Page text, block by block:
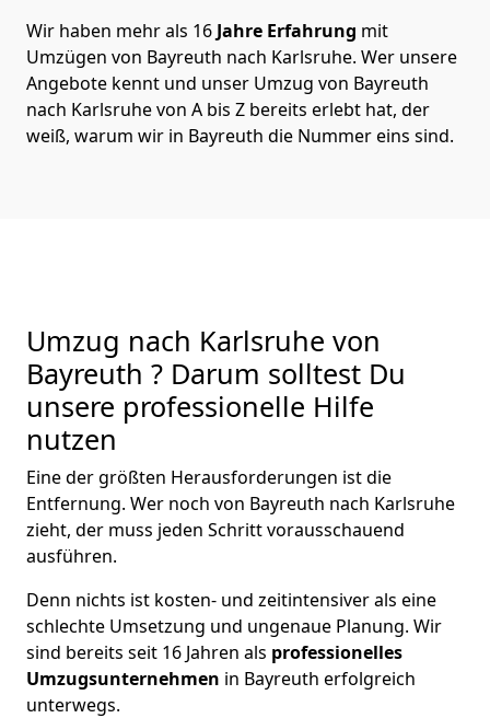
Wir haben mehr als 16 Jahre Erfahrung mit
Umzügen von Bayreuth nach Karlsruhe. Wer unsere
Angebote kennt und unser Umzug von Bayreuth
nach Karlsruhe von A bis Z bereits erlebt hat, der
weiß, warum wir in Bayreuth die Nummer eins sind.
Umzug nach Karlsruhe von
Bayreuth ? Darum solltest Du
unsere professionelle Hilfe
nutzen
Eine der größten Herausforderungen ist die
Entfernung. Wer noch von Bayreuth nach Karlsruhe
zieht, der muss jeden Schritt vorausschauend
ausführen.
Denn nichts ist kosten- und zeitintensiver als eine
schlechte Umsetzung und ungenaue Planung. Wir
sind bereits seit 16 Jahren als professionelles
Umzugsunternehmen in Bayreuth erfolgreich
unterwegs.